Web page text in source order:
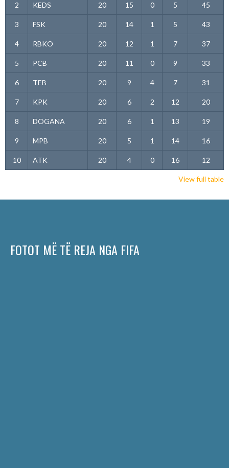
2 KEDS 20 15 0 5 45
3 FSK 20 14 1 5 43
4 RBKO 20 12 1 7 37
5 PCB 20 11 0 9 33
6 TEB 20 9 4 7 31
7 KPK 20 6 2 12 20
8 DOGANA 20 6 1 13 19
9 MPB 20 5 1 14 16
10 ATK 20 4 0 16 12
View full table
FOTOT MË TË REJA NGA FIFA